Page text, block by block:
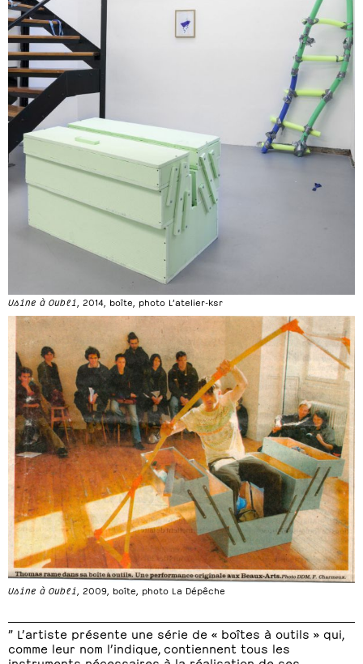
” L’artiste présente une série de « boîtes à outils » qui,
comme leur nom l’indique, contiennent tous les
Usine à Oubli , 2014, boîte, photo L’atelier-ksr
Usine à Oubli, 2009, boîte, photo La Dépêche